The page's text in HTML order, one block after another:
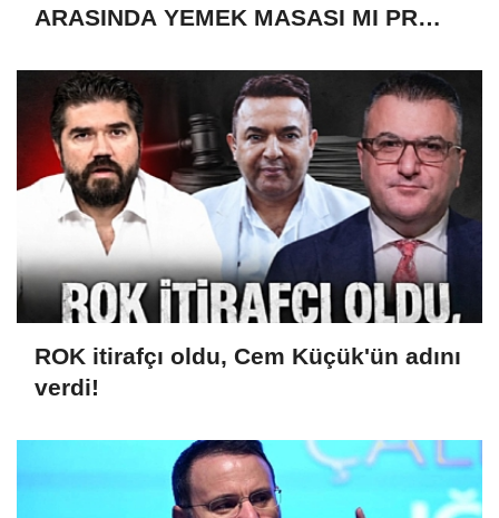
ARASINDA YEMEK MASASI MI PR
ROK itirafçı oldu, Cem Küçük'ün adını
verdi!